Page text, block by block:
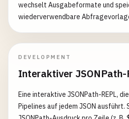
wechselt Ausgabeformate und
wiederverwendbare
DEVELOPMENT
Interaktiver JSONPath-
Eine interaktive JSONPath-REPL,
Pipelines auf jedem JSON ausführt.